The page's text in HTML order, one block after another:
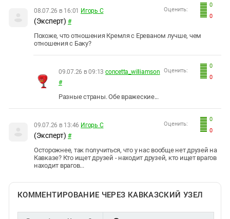
0
0
Оценить:
08.07.26 в 16:01 Игорь С
(Эксперт) #
Похоже, что отношения Кремля с Ереваном лучше, чем
отношения с Баку?
0
0
Оценить:
09.07.26 в 09:13 concetta_williamson
#
Разные страны. Обе вражеские...
0
0
Оценить:
09.07.26 в 13:46 Игорь С
(Эксперт) #
Осторожнее, так получиться, что у нас вообще нет друзей на
Кавказе? Кто ищет друзей - находит друзей, кто ищет врагов
находит врагов...
КОММЕНТИРОВАНИЕ ЧЕРЕЗ КАВКАЗСКИЙ УЗЕЛ